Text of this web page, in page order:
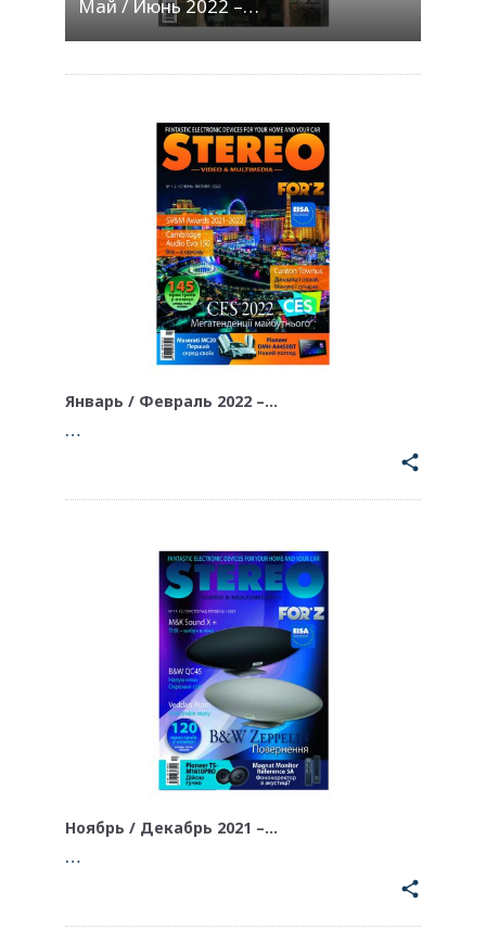
Май / Июнь 2022 –…
Январь / Февраль 2022 –…
…
share
Ноябрь / Декабрь 2021 –…
…
share